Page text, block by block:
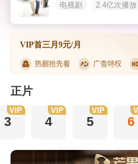
电视剧 2.4亿次播放
VIP首三月9元/月
正片
3
VIP
4
VIP
5
VIP
6